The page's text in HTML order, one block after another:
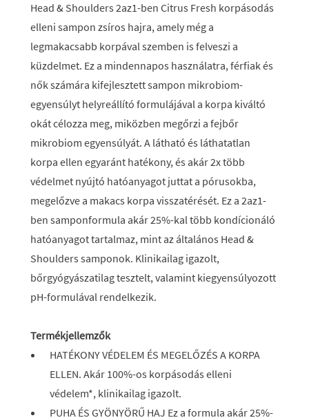
Head & Shoulders 2az1-ben Citrus Fresh korpásodás
elleni sampon zsíros hajra, amely még a
legmakacsabb korpával szemben is felveszi a
küzdelmet. Ez a mindennapos használatra, férfiak és
nők számára kifejlesztett sampon mikrobiom-
egyensúlyt helyreállító formulájával a korpa kiváltó
okát célozza meg, miközben megőrzi a fejbőr
mikrobiom egyensúlyát. A látható és láthatatlan
korpa ellen egyaránt hatékony, és akár 2x több
védelmet nyújtó hatóanyagot juttat a pórusokba,
megelőzve a makacs korpa visszatérését. Ez a 2az1-
ben samponformula akár 25%-kal több kondícionáló
hatóanyagot tartalmaz, mint az általános Head &
Shoulders samponok. Klinikailag igazolt,
bőrgyógyászatilag tesztelt, valamint kiegyensúlyozott
pH-formulával rendelkezik.
Termékjellemzők
HATÉKONY VÉDELEM ÉS MEGELŐZÉS A KORPA
ELLEN. Akár 100%-os korpásodás elleni
védelem*, klinikailag igazolt.
PUHA ÉS GYÖNYÖRŰ HAJ Ez a formula akár 25%-